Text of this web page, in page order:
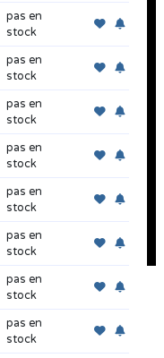
pas en
stock
pas en
stock
pas en
stock
pas en
stock
pas en
stock
pas en
stock
pas en
stock
pas en
stock